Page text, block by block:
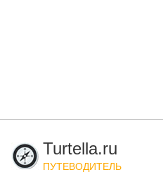
Turtella.ru
ПУТЕВОДИТЕЛЬ